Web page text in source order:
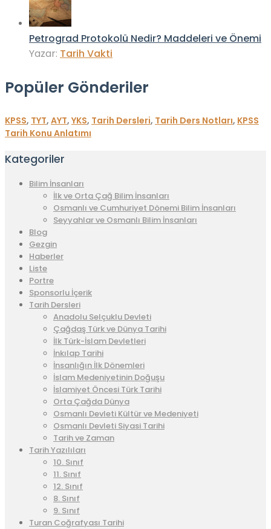
Petrograd Protokolü Nedir? Maddeleri ve Önemi
Yazar: Tarih Vakti
Popüler Gönderiler
KPSS, TYT, AYT, YKS, Tarih Dersleri, Tarih Ders Notları, KPSS
Tarih Konu Anlatımı
Kategoriler
Bilim İnsanları
İlk ve Orta Çağ Bilim İnsanları
Osmanlı ve Cumhuriyet Dönemi Bilim İnsanları
Seyyahlar ve Osmanlı Bilim İnsanları
Blog
Gezgin
Haberler
Liste
Portre
Sponsorlu İçerik
Tarih Dersleri
Anadolu Selçuklu Devleti
Çağdaş Türk ve Dünya Tarihi
İlk Türk-İslam Devletleri
İnkılap Tarihi
İnsanlığın İlk Dönemleri
İslam Medeniyetinin Doğuşu
İslamiyet Öncesi Türk Tarihi
Orta Çağda Dünya
Osmanlı Devleti Kültür ve Medeniyeti
Osmanlı Devleti Siyasi Tarihi
Tarih ve Zaman
Tarih Yazılıları
10. Sınıf
11. Sınıf
12. Sınıf
8. Sınıf
9. Sınıf
Turan Coğrafyası Tarihi